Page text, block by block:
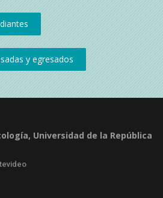
Universidad de la República